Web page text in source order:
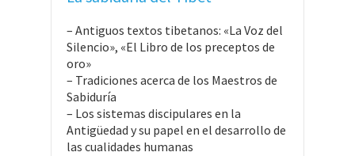
– Antiguos textos tibetanos: «La Voz del
Silencio», «El Libro de los preceptos de
oro»
– Tradiciones acerca de los Maestros de
Sabiduría
– Los sistemas discipulares en la
Antigüedad y su papel en el desarrollo de
las cualidades humanas